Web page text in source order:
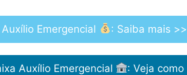
Auxílio Emergencial : Saiba mais
Auxílio Emergencial : Veja como